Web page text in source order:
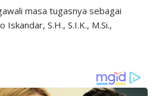
masa tugasnya sebagai
Iskandar, S.H., S.I.K., M.Si.,